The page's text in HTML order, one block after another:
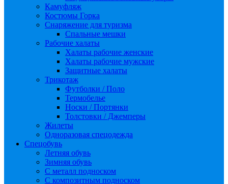
Камуфляж
Костюмы Горка
Снаряжение для туризма
Спальные мешки
Рабочие халаты
Халаты рабочие женские
Халаты рабочие мужские
Защитные халаты
Трикотаж
Футболки / Поло
Термобелье
Носки / Портянки
Толстовки / Джемперы
Жилеты
Одноразовая спецодежда
Спецобувь
Летняя обувь
Зимняя обувь
С металл подноском
С композитным подноском